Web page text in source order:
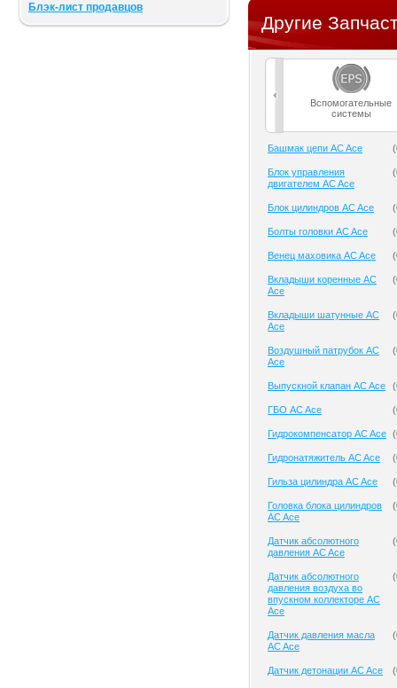
Блэк-лист продавцов
Другие
Вспомогательные
системы
Башмак цепи AC Ace (
Блок управления
двигателем AC Ace
(
Блок цилиндров AC Ace (
Болты головки AC Ace (
Венец маховика AC Ace (
Вкладыши коренные AC
Ace
(
Вкладыши шатунные AC
Ace
(
Воздушный патрубок AC
Ace
(
Выпускной клапан AC Ace (
ГБО AC Ace (
Гидрокомпенсатор AC Ace (
Гидронатяжитель AC Ace (
Гильза цилиндра AC Ace (
Головка блока цилиндров
AC Ace
(
Датчик абсолютного
давления AC Ace
(
Датчик абсолютного
давления воздуха во
впускном коллекторе AC
Ace
(
Датчик давления масла
AC Ace
(
Датчик детонации AC Ace (